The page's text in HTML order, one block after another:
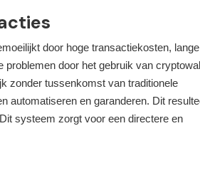
door hoge transactiekosten, lange
door het gebruik van
zonder tussenkomst van traditionele
automatiseren en garanderen. Dit
systeem zorgt voor een directere en